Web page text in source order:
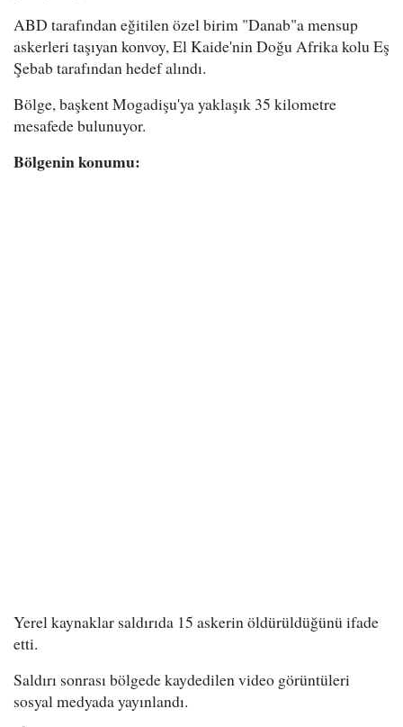
ABD tarafından eğitilen özel birim "Danab"a mensup
askerleri taşıyan konvoy, El Kaide'nin Doğu Afrika kolu Eş
Şebab tarafından hedef alındı.
Bölge, başkent Mogadişu'ya yaklaşık 35 kilometre
mesafede bulunuyor.
Bölgenin konumu:
Yerel kaynaklar saldırıda 15 askerin öldürüldüğünü ifade
etti.
Saldırı sonrası bölgede kaydedilen video görüntüleri
sosyal medyada yayınlandı.